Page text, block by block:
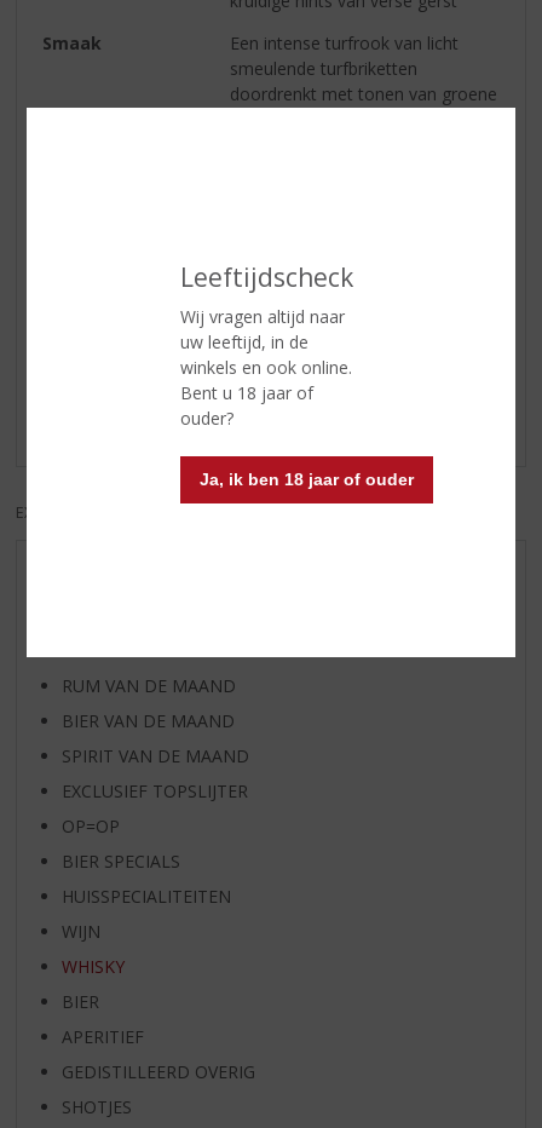
Leeftijdscheck
Wij vragen altijd naar
uw leeftijd, in de
winkels en ook online.
Bent u 18 jaar of
ouder?
Ja, ik ben 18 jaar of ouder
Smaak
Een intense turfrook van licht
smeulende turfbriketten
doordrenkt met tonen van groene
Reviews
Schrijf een review
Er zijn nog geen reviews geplaatst voor dit product
EXCL. BTW
RUM VAN DE MAAND
BIER VAN DE MAAND
SPIRIT VAN DE MAAND
EXCLUSIEF TOPSLIJTER
OP=OP
BIER SPECIALS
HUISSPECIALITEITEN
WIJN
WHISKY
BIER
APERITIEF
GEDISTILLEERD OVERIG
SHOTJES